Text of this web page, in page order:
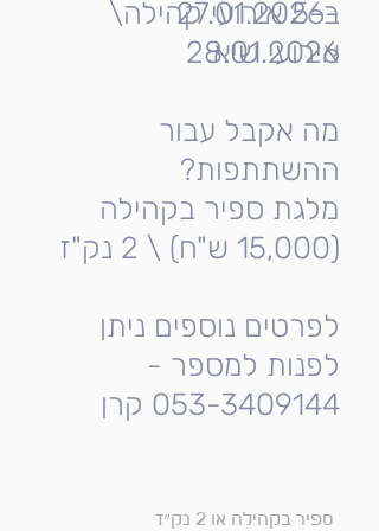
27.01.2026-
28.01.2026
ב-5 אירועי קהילה\
אירועי שיא.
מה אקבל עבור
ההשתתפות?
מלגת ספיר בקהילה
(15,000 ש"ח) \ 2 נק"ז
לפרטים נוספים ניתן
לפנות למספר -
053-3409144 קרן
ספיר בקהילה או 2 נק״ז